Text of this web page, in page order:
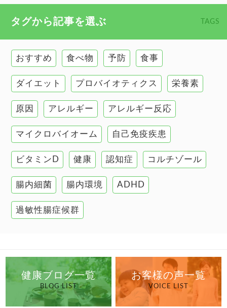
慢性疲労
甲状腺
肌
肝臓の健康
腸の健康
自己免疫疾患
高血圧
タグから記事を選ぶ TAGS
おすすめ 食べ物 予防 食事
ダイエット プロバイオティクス 栄養素
原因 アレルギー アレルギー反応
マイクロバイオーム 自己免疫疾患
ビタミンD 健康 認知症 コルチゾール
腸内細菌 腸内環境 ADHD
過敏性腸症候群
健康ブログ一覧
BLOG LIST
お客様の声一覧
VOICE LIST